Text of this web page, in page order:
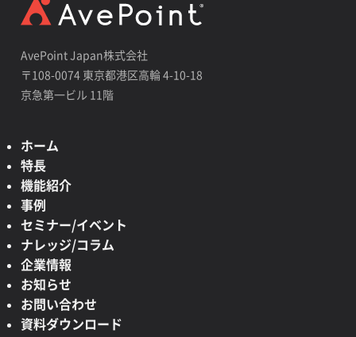
AvePoint Japan株式会社
〒108-0074 東京都港区高輪 4-10-18
京急第一ビル 11階
ホーム
特長
機能紹介
事例
セミナー/イベント
ナレッジ/コラム
企業情報
お知らせ
お問い合わせ
資料ダウンロード